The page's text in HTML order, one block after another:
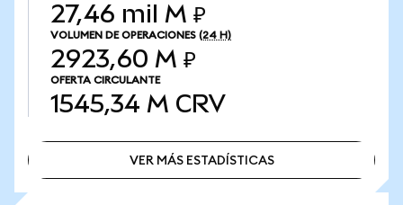
27,46 mil M ₽
VOLUMEN DE OPERACIONES (24 H)
2923,60 M ₽
OFERTA CIRCULANTE
1545,34 M CRV
VER MÁS ESTADÍSTICAS